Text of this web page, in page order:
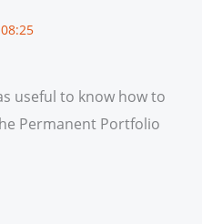
useful to know how to
Permanent Portfolio